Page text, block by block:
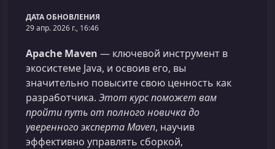
ДАТА ОБНОВЛЕНИЯ
29 апр. 2026 г., 16:46
Apache Maven — ключевой инструмент в
экосистеме Java, и освоив его, вы
значительно повысите свою ценность как
разработчика. Этот курс поможет вам
пройти путь от полного новичка до
уверенного эксперта Maven, научив
эффективно управлять сборкой,